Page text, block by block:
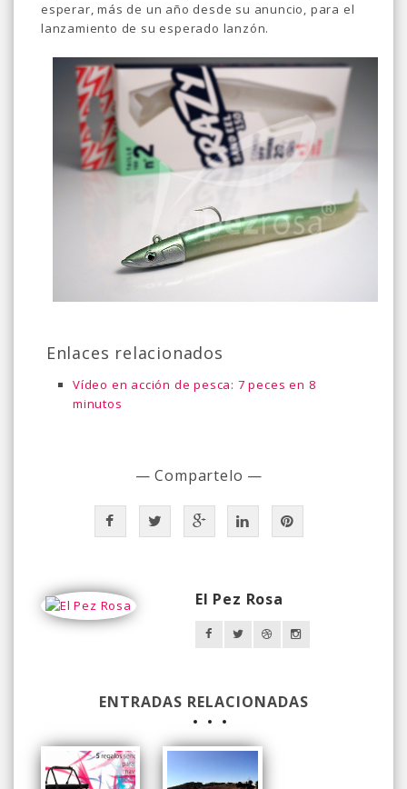
esperar, más de un año desde su anuncio, para el
lanzamiento de su esperado lanzón.
Enlaces relacionados
Vídeo en acción de pesca: 7 peces en 8
minutos
— Compartelo —
El Pez Rosa
ENTRADAS RELACIONADAS